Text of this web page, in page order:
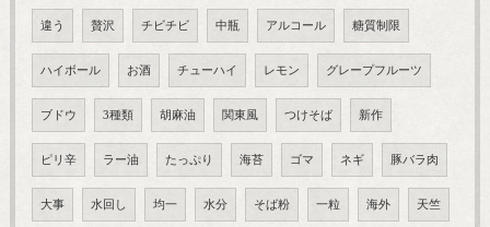
違う 贅沢 チビチビ 中瓶 アルコール 糖質制限
ハイボール お酒 チューハイ レモン グレープフルーツ
ブドウ 3種類 胡麻油 関東風 つけそば 新作
ピリ辛 ラー油 たっぷり 海苔 ゴマ ネギ 豚バラ肉
大事 水回し 均一 水分 そば粉 一粒 海外 天竺